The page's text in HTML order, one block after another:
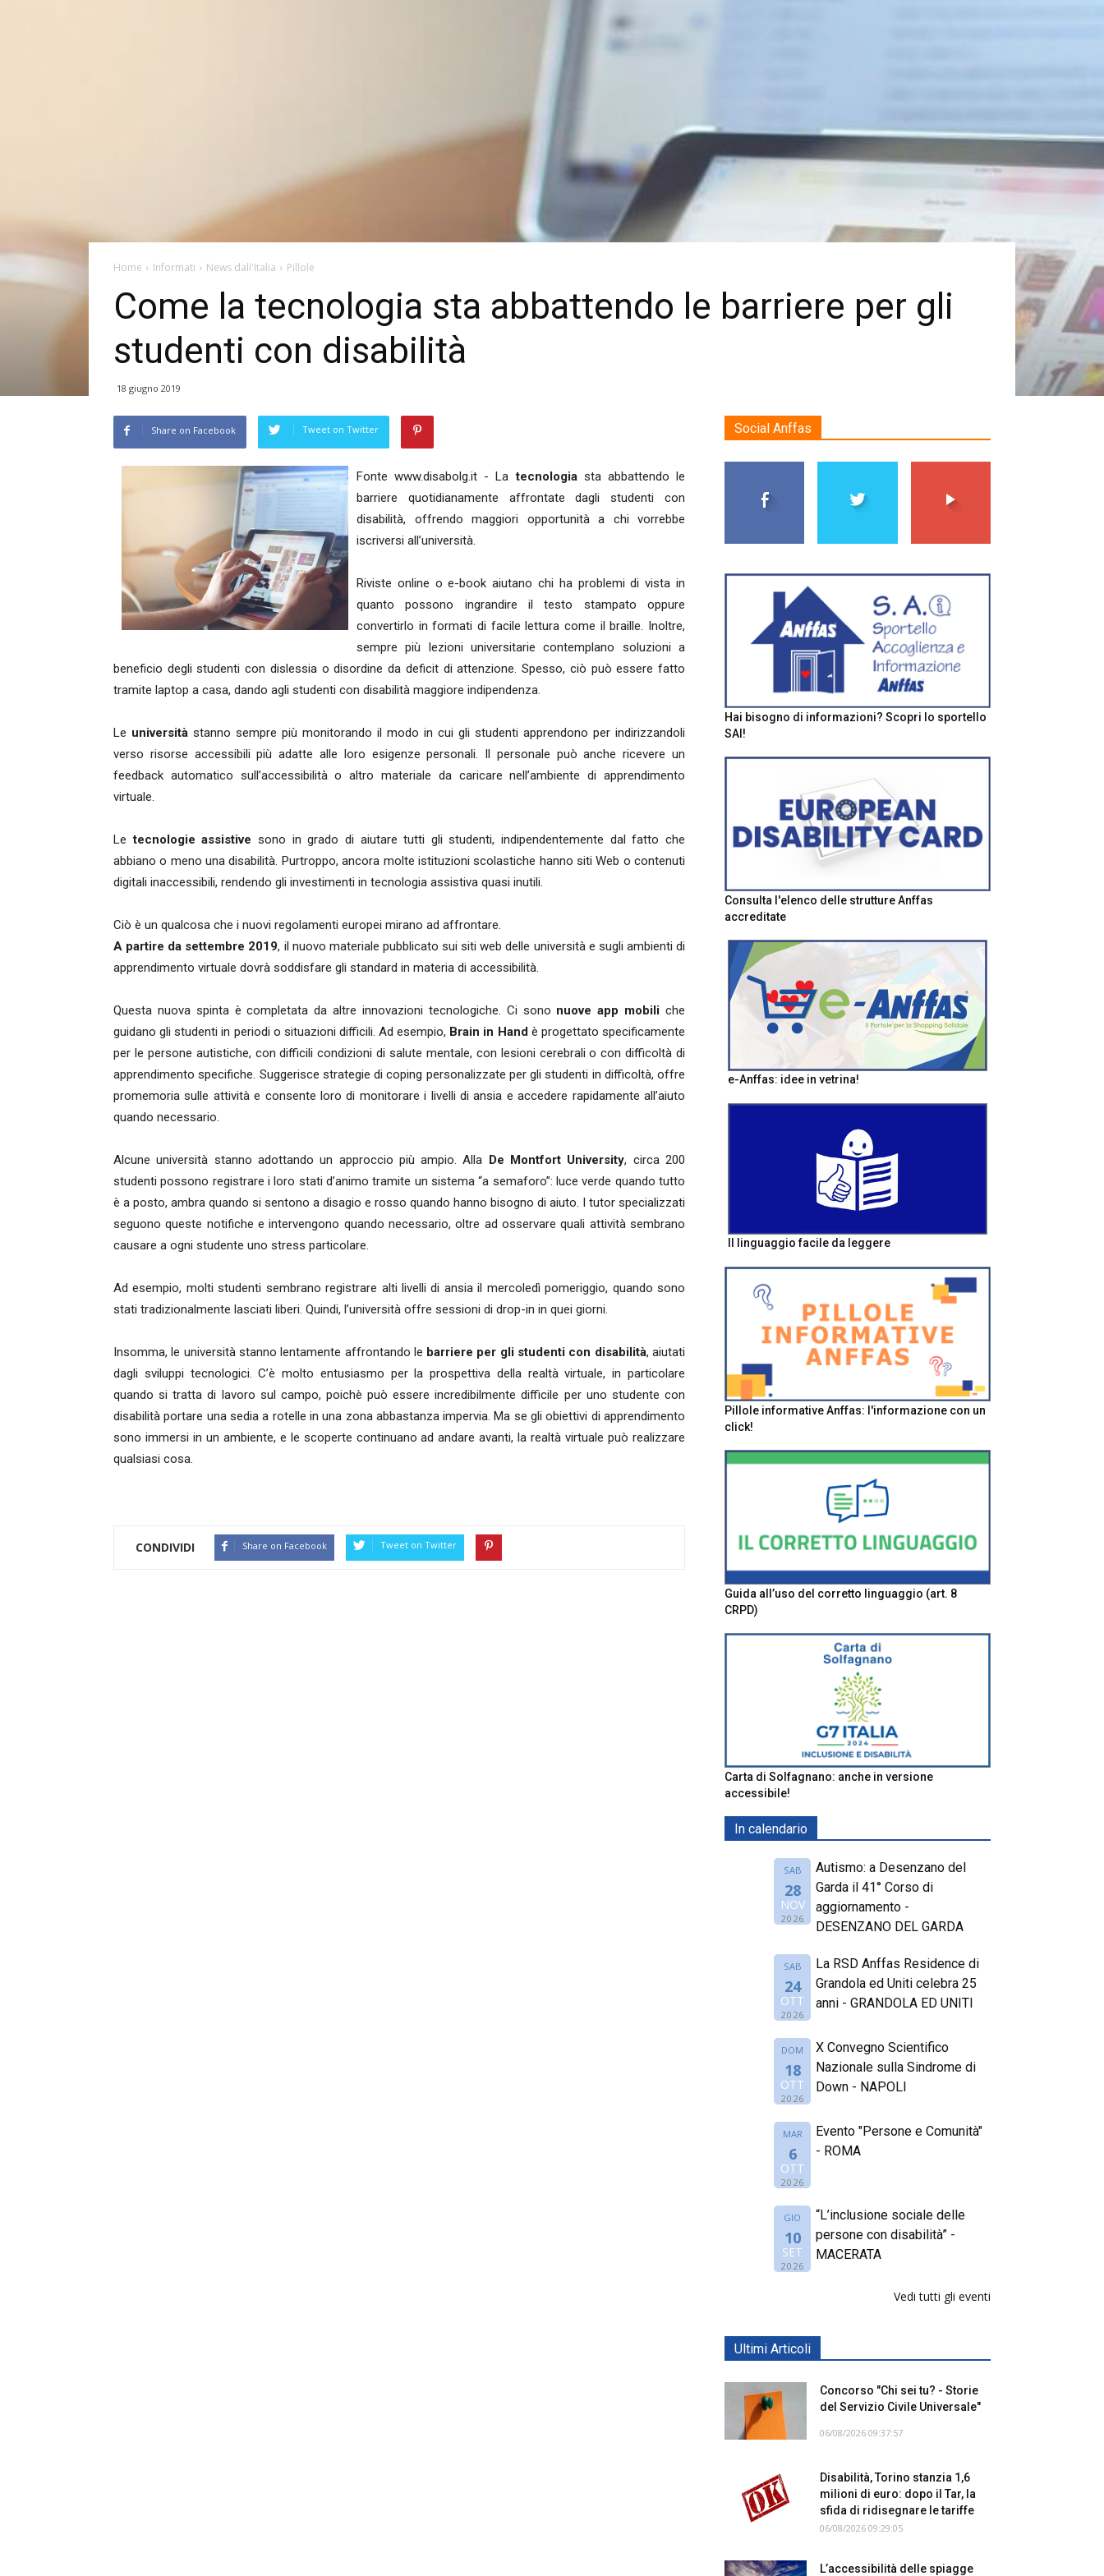
Home Informati News dall'Italia Pillole
Come la tecnologia sta abbattendo le barriere per gli
studenti con disabilità
18 giugno 2019
Share on Facebook Tweet on Twitter
Fonte www.disabolg.it - Latecnologiasta abbattendo le
barriere quotidianamente affrontate dagli studenti con
disabilità, offrendo maggiori opportunità a chi vorrebbe
iscriversi all’università.
Riviste online o e-book aiutano chi ha problemi di vista in
quanto possono ingrandire il testo stampato oppure
convertirlo in formati di facile lettura come il braille. Inoltre,
sempre più lezioni universitarie contemplano soluzioni a
beneficio degli studenti con dislessia o disordine da deficit di attenzione. Spesso, ciò può essere fatto
tramite laptop a casa, dando agli studenti con disabilità maggiore indipendenza.
Le università stanno sempre più monitorando il modo in cui gli studenti apprendono per indirizzandoli
verso risorse accessibili più adatte alle loro esigenze personali. Il personale può anche ricevere un
feedback automatico sull’accessibilità o altro materiale da caricare nell’ambiente di apprendimento
virtuale.
Letecnologie assistive sono in grado di aiutare tutti gli studenti, indipendentemente dal fatto che
abbiano o meno una disabilità. Purtroppo, ancora molte istituzioni scolastiche hanno siti Web o contenuti
digitali inaccessibili, rendendo gli investimenti in tecnologia assistiva quasi inutili.
Ciò è un qualcosa che i nuovi regolamenti europei mirano ad affrontare.
A partire da settembre 2019, il nuovo materiale pubblicato sui siti web delle università e sugli ambienti di
apprendimento virtuale dovrà soddisfare gli standard in materia di accessibilità.
Questa nuova spinta è completata da altre innovazioni tecnologiche. Ci sono nuove app mobili che
guidano gli studenti in periodi o situazioni difficili. Ad esempio, Brain in Hand è progettato specificamente
per le persone autistiche, con difficili condizioni di salute mentale, con lesioni cerebrali o con difficoltà di
apprendimento specifiche. Suggerisce strategie di coping personalizzate per gli studenti in difficoltà, offre
promemoria sulle attività e consente loro di monitorare i livelli di ansia e accedere rapidamente all’aiuto
quando necessario.
Alcune università stanno adottando un approccio più ampio. Alla De Montfort University, circa 200
studenti possono registrare i loro stati d’animo tramite un sistema “a semaforo”: luce verde quando tutto
è a posto, ambra quando si sentono a disagio e rosso quando hanno bisogno di aiuto. I tutor specializzati
seguono queste notifiche e intervengono quando necessario, oltre ad osservare quali attività sembrano
causare a ogni studente uno stress particolare.
Ad esempio, molti studenti sembrano registrare alti livelli di ansia il mercoledì pomeriggio, quando sono
stati tradizionalmente lasciati liberi. Quindi, l’università offre sessioni di drop-in in quei giorni.
Insomma, le università stanno lentamente affrontando le barriere per gli studenti con disabilità, aiutati
dagli sviluppi tecnologici. C’è molto entusiasmo per la prospettiva della realtà virtuale, in particolare
quando si tratta di lavoro sul campo, poichè può essere incredibilmente difficile per uno studente con
disabilità portare una sedia a rotelle in una zona abbastanza impervia. Ma se gli obiettivi di apprendimento
sono immersi in un ambiente, e le scoperte continuano ad andare avanti, la realtà virtuale può realizzare
qualsiasi cosa.
CONDIVIDI Share on Facebook Tweet on Twitter
Social Anffas
Hai bisogno di informazioni? Scopri lo sportello
SAI!
Consulta l'elenco delle strutture Anffas
accreditate
e-Anffas: idee in vetrina!
Il linguaggio facile da leggere
Pillole informative Anffas: l'informazione con un
click!
Guida all’uso del corretto linguaggio (art. 8
CRPD)
Carta di Solfagnano: anche in versione
accessibile!
In calendario
SAB
28
NOV
2026
Autismo: a Desenzano del
Garda il 41° Corso di
aggiornamento -
DESENZANO DEL GARDA
SAB
24
OTT
2026
La RSD Anffas Residence di
Grandola ed Uniti celebra 25
anni - GRANDOLA ED UNITI
DOM
18
OTT
2026
X Convegno Scientifico
Nazionale sulla Sindrome di
Down - NAPOLI
MAR
6
OTT
2026
Evento "Persone e Comunità"
- ROMA
GIO
10
SET
2026
“L’inclusione sociale delle
persone con disabilità” -
MACERATA
Vedi tutti gli eventi
Ultimi Articoli
Concorso "Chi sei tu? - Storie
del Servizio Civile Universale"
06/08/2026 09:37:57
Disabilità, Torino stanzia 1,6
milioni di euro: dopo il Tar, la
sfida di ridisegnare le tariffe
06/08/2026 09:29:05
L’accessibilità delle spiagge